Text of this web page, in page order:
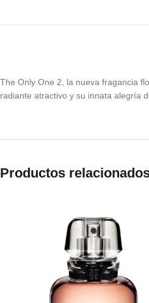
The Only One 2, la nueva fragancia
radiante atractivo y su innata alegría
Productos